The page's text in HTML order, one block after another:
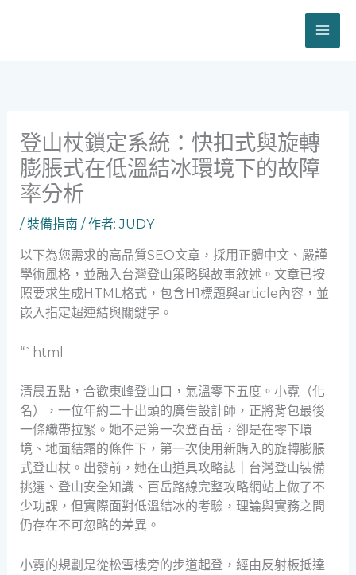
登山杖鎖定系統：快扣式與旋轉
膨脹式在低溫結冰環境下的故障
率分析
/裝備指南 / 作者:JUDY
以下為您需求的高品質SEO文章，採用正體中文、嚴謹
學術風格，並融入台灣登山策略與故事敘述。文章已按
照要求生成HTML格式，包含H1標題與article內容，並
嵌入指定超連結與關鍵字。
“`html
清晨五點，合歡東峰登山口，氣溫零下五度。小霓（化
名），一位年約二十出頭的廣告設計師，正將背包最後
一條織帶拉緊。她不是第一次登百岳，卻是在零下環
境、地面結霜的條件下，第一次使用新購入的旋轉膨脹
式登山杖。出發前，她在山道具攻略誌｜台灣登山裝備
挑選、登山安全知識、百岳路線完整攻略網站上做了不
少功課，但實際面對低溫結冰的考驗，理論與實務之間
仍存在不可忽略的差異。
小霓的規劃是從松雪樓旁的步道起登，經由反射板抵達